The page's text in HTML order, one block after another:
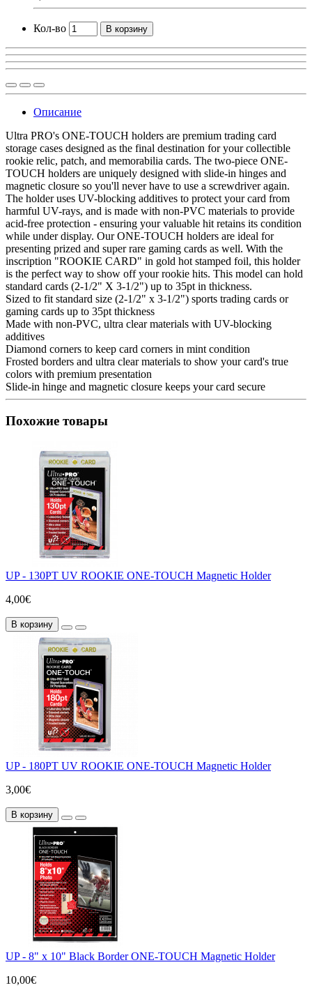
Кол-во В корзину
Описание
Ultra PRO's ONE-TOUCH holders are premium trading card
storage cases designed as the final destination for your collectible
rookie relic, patch, and memorabilia cards. The two-piece ONE-
TOUCH holders are uniquely designed with slide-in hinges and
magnetic closure so you'll never have to use a screwdriver again.
The holder uses UV-blocking additives to protect your card from
harmful UV-rays, and is made with non-PVC materials to provide
acid-free protection - ensuring your valuable hit retains its condition
while under display. Our ONE-TOUCH holders are ideal for
presenting prized and super rare gaming cards as well. With the
inscription "ROOKIE CARD" in gold hot stamped foil, this holder
is the perfect way to show off your rookie hits. This model can hold
standard cards (2-1/2" X 3-1/2") up to 35pt in thickness.
Sized to fit standard size (2-1/2" x 3-1/2") sports trading cards or
gaming cards up to 35pt thickness
Made with non-PVC, ultra clear materials with UV-blocking
additives
Diamond corners to keep card corners in mint condition
Frosted borders and ultra clear materials to show your card's true
colors with premium presentation
Slide-in hinge and magnetic closure keeps your card secure
Похожие товары
UP - 130PT UV ROOKIE ONE-TOUCH Magnetic Holder
4,00€
В корзину
UP - 180PT UV ROOKIE ONE-TOUCH Magnetic Holder
3,00€
В корзину
UP - 8" x 10" Black Border ONE-TOUCH Magnetic Holder
10,00€